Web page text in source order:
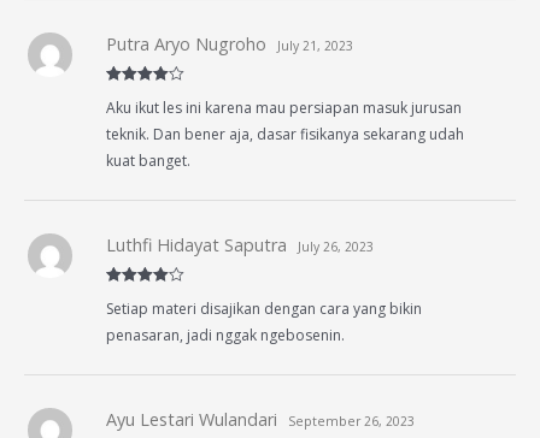
out of 5
Putra Aryo Nugroho July 21, 2023
Aku ikut les ini karena mau persiapan masuk jurusan
teknik. Dan bener aja, dasar fisikanya sekarang udah
kuat banget.
out of 5
Luthfi Hidayat Saputra July 26, 2023
Setiap materi disajikan dengan cara yang bikin
penasaran, jadi nggak ngebosenin.
Ayu Lestari Wulandari September 26, 2023